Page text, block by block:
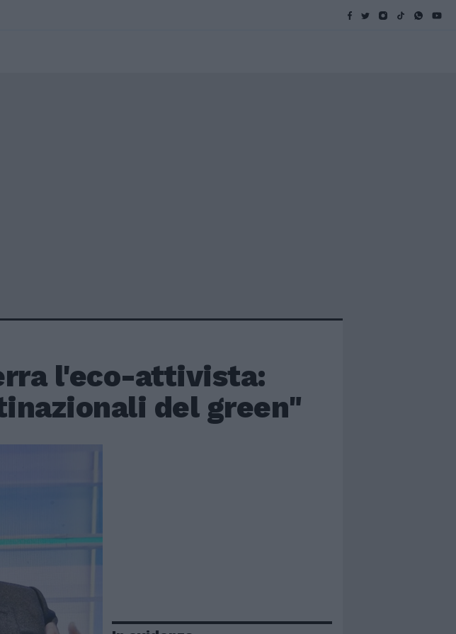
l'eco-attivista:
del green"